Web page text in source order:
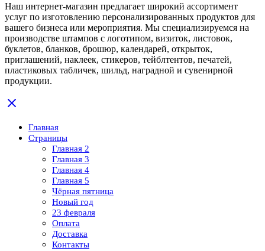
Наш интернет-магазин предлагает широкий ассортимент
услуг по изготовлению персонализированных продуктов для
вашего бизнеса или мероприятия. Мы специализируемся на
производстве штампов с логотипом, визиток, листовок,
буклетов, бланков, брошюр, календарей, открыток,
приглашений, наклеек, стикеров, тейблтентов, печатей,
пластиковых табличек, шильд, наградной и сувенирной
продукции.
Главная
Страницы
Главная 2
Главная 3
Главная 4
Главная 5
Чёрная пятница
Новый год
23 февраля
Оплата
Доставка
Контакты